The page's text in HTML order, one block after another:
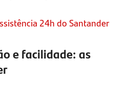
24h do Santander
e facilidade: as